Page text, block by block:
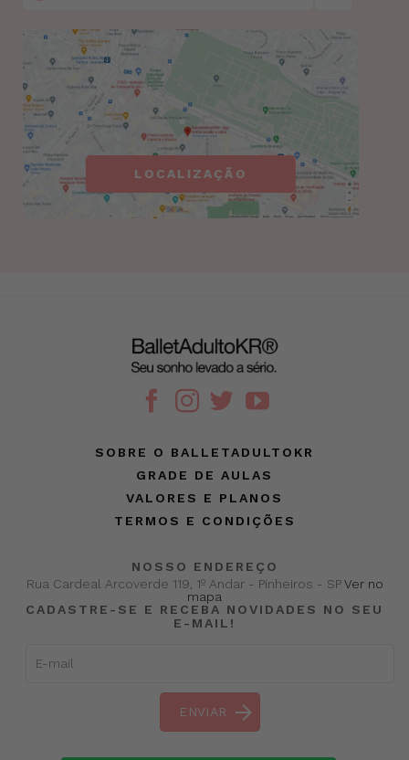
LOCALIZAÇÃO
NOSSO ENDEREÇO
Rua Cardeal Arcoverde 119, 1º Andar - Pinheiros - SPVer no
mapa
CADASTRE-SE E RECEBA NOVIDADES NO SEU
E-MAIL!
SOBRE O BALLETADULTOKR
GRADE DE AULAS
VALORES E PLANOS
TERMOS E CONDIÇÕES